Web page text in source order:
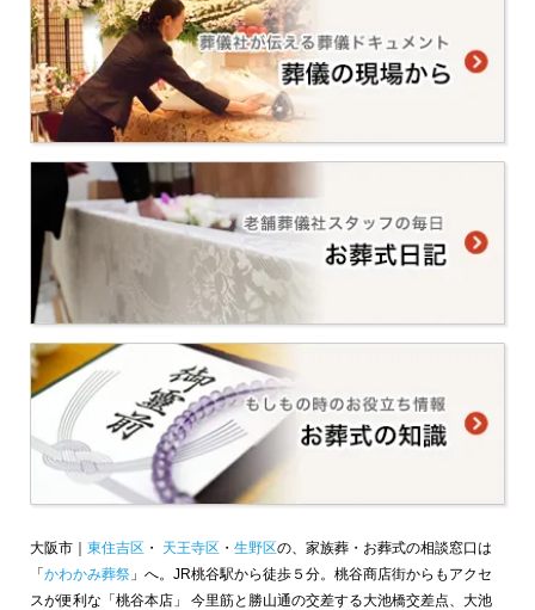
大阪市｜ 東住吉区 ・ 天王寺区 ・ 生野区の、家族葬・お葬式の相談窓口は
「かわかみ葬祭 」へ。JR桃谷駅から徒歩５分。桃谷商店街からもアクセ
スが便利な「桃谷本店」 今里筋と勝山通の交差する大池橋交差点、大池